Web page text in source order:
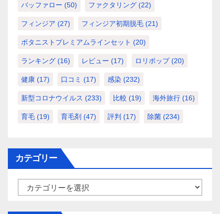
バッファロー (50) ファクタリング (22)
フィンジア (27) フィンジア初期脱毛 (21)
ボタニストプレミアムラインセット (20)
ランキング (16) レビュー (17) ロリポップ(20)
健康 (17) 口コミ (17) 感染 (232)
新型コロナウイルス (233) 比較 (19) 海外旅行 (16)
育毛 (19) 育毛剤 (47) 評判 (17) 除菌 (234)
カテゴリー